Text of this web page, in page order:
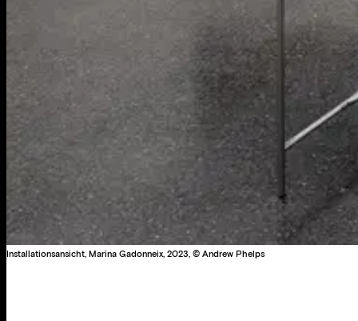
Installationsansicht, Marina Gadonneix, 2023, © Andrew Phelps